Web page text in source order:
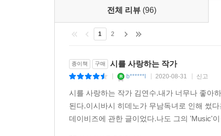
전체 리뷰 (96)
1 2
종이책 구매 시를 사랑하는 작가
b******l 2020-08-31 신고
시를 사랑하는 작가 김연수.내가 너무나 좋아
된다.이시바시 히데노가 무남독녀로 인해 썼
데이비즈에 관한 글이었다.나도 그의 'Music'